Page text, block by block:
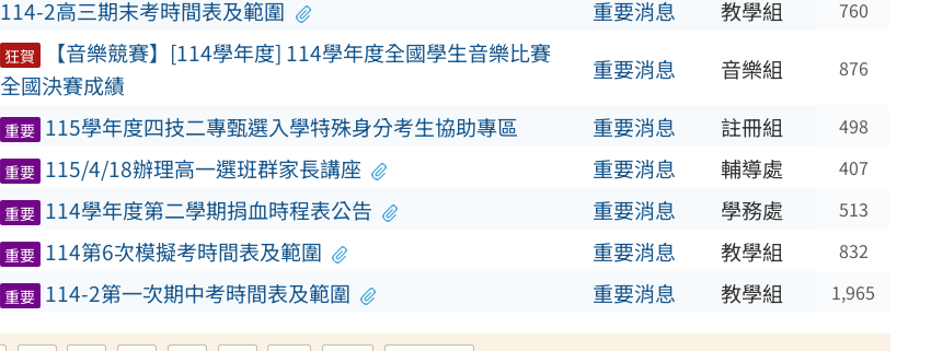
114-2高三期末考時間表及範圍 重要消息 教學組 760
狂賀
【音樂競賽】[114學年度] 114學年度全國學生音樂比賽
全國決賽成績
重要消息 音樂組 876
重要 115學年度四技二專甄選入學特殊身分考生協助專區 重要消息 註冊組 498
重要 115/4/18辦理高一選班群家長講座 重要消息 輔導處 407
重要 114學年度第二學期捐血時程表公告 重要消息 學務處 513
重要 114第6次模擬考時間表及範圍 重要消息 教學組 832
重要 114-2第一次期中考時間表及範圍 重要消息 教學組 1,965